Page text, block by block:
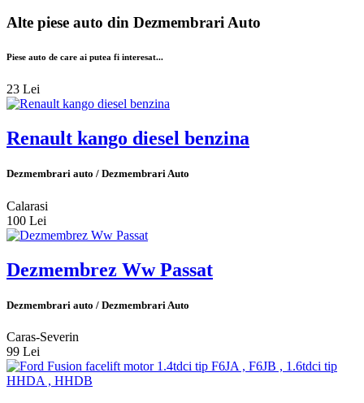
Alte piese auto din Dezmembrari Auto
Piese auto de care ai putea fi interesat...
23 Lei
Renault kango diesel benzina
Dezmembrari auto / Dezmembrari Auto
Calarasi
100 Lei
Dezmembrez Ww Passat
Dezmembrari auto / Dezmembrari Auto
Caras-Severin
99 Lei